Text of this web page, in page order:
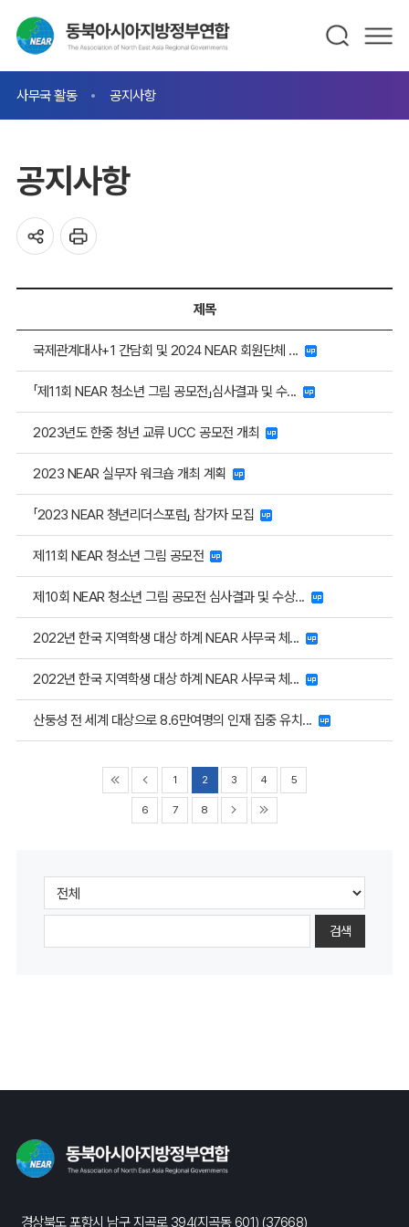
사무국 활동 공지사항
공지사항
제목
국제관계대사+1 간담회 및 2024 NEAR 회원단체 ...
「제11회 NEAR 청소년 그림 공모전」심사결과 및 수...
2023년도 한중 청년 교류 UCC 공모전 개최
2023 NEAR 실무자 워크숍 개최 계획
「2023 NEAR 청년리더스포럼」 참가자 모집
제11회 NEAR 청소년 그림 공모전
제10회 NEAR 청소년 그림 공모전 심사결과 및 수상...
2022년 한국 지역학생 대상 하계 NEAR 사무국 체...
2022년 한국 지역학생 대상 하계 NEAR 사무국 체...
산둥성 전 세계 대상으로 8.6만여명의 인재 집중 유치...
1 2 3 4 5
6 7 8
검색
경상북도 포항시 남구 지곡로 394(지곡동 601) (37668)